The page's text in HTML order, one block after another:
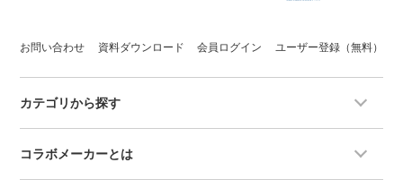
お問い合わせ 資料ダウンロード 会員ログイン ユーザー登録（無料）
カテゴリから探す
コラボメーカーとは